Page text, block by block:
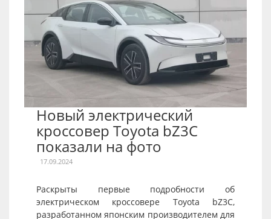
Новый электрический
кроссовер Toyota bZ3C
показали на фото
17.09.2024
Раскрыты первые подробности об
электрическом кроссовере Toyota bZ3C,
разработанном японским производителем для